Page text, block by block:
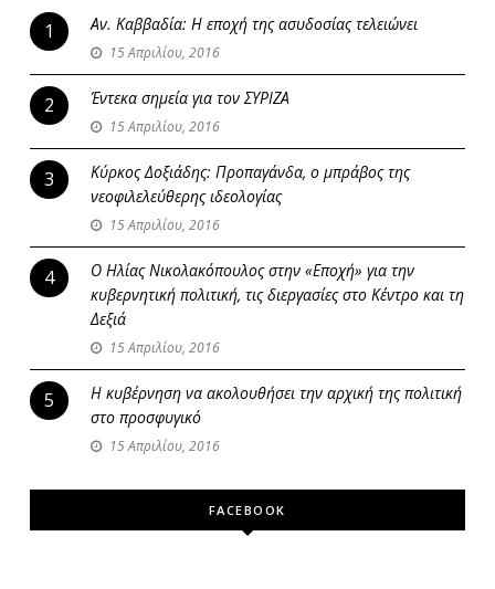
1 Αν. Καββαδία: Η εποχή της ασυδοσίας τελειώνει
15 Απριλίου, 2016
2 Έντεκα σημεία για τον ΣΥΡΙΖΑ
15 Απριλίου, 2016
3
Κύρκος Δοξιάδης: Προπαγάνδα, ο μπράβος της
νεοφιλελεύθερης ιδεολογίας
15 Απριλίου, 2016
4
Ο Ηλίας Νικολακόπουλος στην «Εποχή» για την
κυβερνητική πολιτική, τις διεργασίες στο Κέντρο και τη
Δεξιά
15 Απριλίου, 2016
5
Η κυβέρνηση να ακολουθήσει την αρχική της πολιτική
στο προσφυγικό
15 Απριλίου, 2016
FACEBOOK